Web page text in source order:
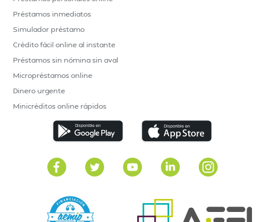
Préstamos inmediatos
Simulador préstamo
Crédito fácil online al instante
Préstamos sin nómina sin aval
Micropréstamos online
Dinero urgente
Minicréditos online rápidos